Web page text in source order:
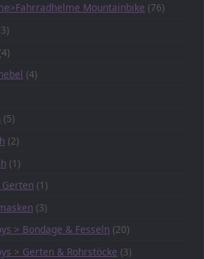
Mountainbike (76)
(4)
(4)
(5)
(2)
(1)
(1)
(3)
> Bondage & Fesseln (20)
> Gerten & Rohrstöcke (3)